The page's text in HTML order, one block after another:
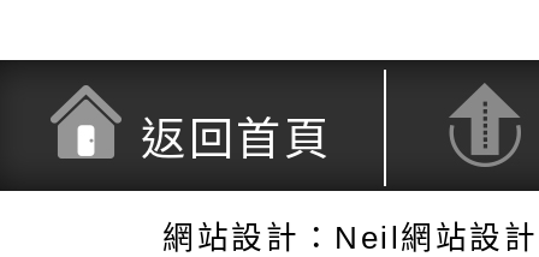
返回首頁
網站設計：Neil網站設